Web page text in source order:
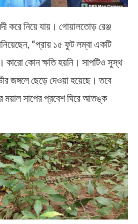
করে নিয়ে যায়। গোয়ালতোড় রেঞ্জ
“প্রায় ১৫ ফুট লম্বা একটি
কারো কোন ক্ষতি হয়নি। সাপটিও সুস্থ
জঙ্গলে ছেড়ে দেওয়া হয়েছে। তবে
ময়াল সাপের প্রবেশ ঘিরে আতঙ্ক